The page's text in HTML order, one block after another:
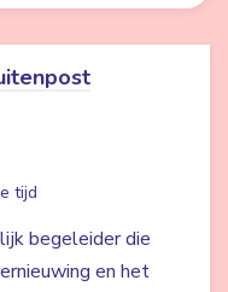
tijd
begeleider die
en het